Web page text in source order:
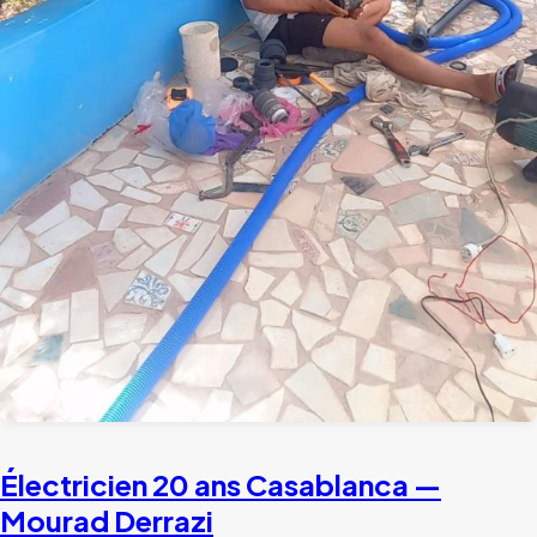
Électricien 20 ans Casablanca —
Mourad Derrazi